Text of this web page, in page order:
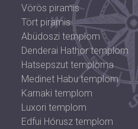
Vörös piramis
Tört piramis
Abüdoszi templom
Denderai Hathor templom
Hatsepszut temploma
Medinet Habu templom
Karnaki templom
Luxori templom
Edfui Hórusz templom